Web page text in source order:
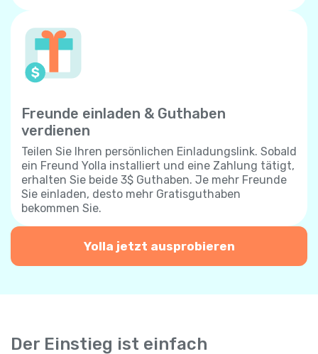
Freunde einladen & Guthaben
verdienen
Teilen Sie Ihren persönlichen Einladungslink. Sobald
ein Freund Yolla installiert und eine Zahlung tätigt,
erhalten Sie beide 3$ Guthaben. Je mehr Freunde
Sie einladen, desto mehr Gratisguthaben
bekommen Sie.
Yolla jetzt ausprobieren
Der Einstieg ist einfach